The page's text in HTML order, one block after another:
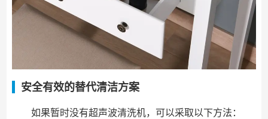
安全有效的替代清洁方案
如果暂时没有超声波清洗机，可以采取以下方法：